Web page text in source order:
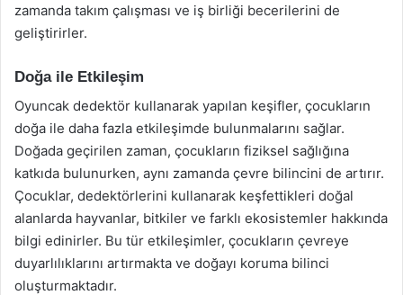
zamanda takım çalışması ve iş birliği becerilerini de
geliştirirler.
Doğa ile Etkileşim
Oyuncak dedektör kullanarak yapılan keşifler, çocukların
doğa ile daha fazla etkileşimde bulunmalarını sağlar.
Doğada geçirilen zaman, çocukların fiziksel sağlığına
katkıda bulunurken, aynı zamanda çevre bilincini de artırır.
Çocuklar, dedektörlerini kullanarak keşfettikleri doğal
alanlarda hayvanlar, bitkiler ve farklı ekosistemler hakkında
bilgi edinirler. Bu tür etkileşimler, çocukların çevreye
duyarlılıklarını artırmakta ve doğayı koruma bilinci
oluşturmaktadır.